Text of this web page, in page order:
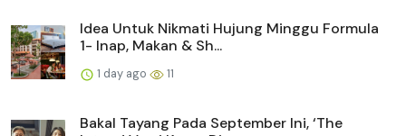
Idea Untuk Nikmati Hujung Minggu Formula
1- Inap, Makan & Sh...
1 day ago 11
Bakal Tayang Pada September Ini, ‘The